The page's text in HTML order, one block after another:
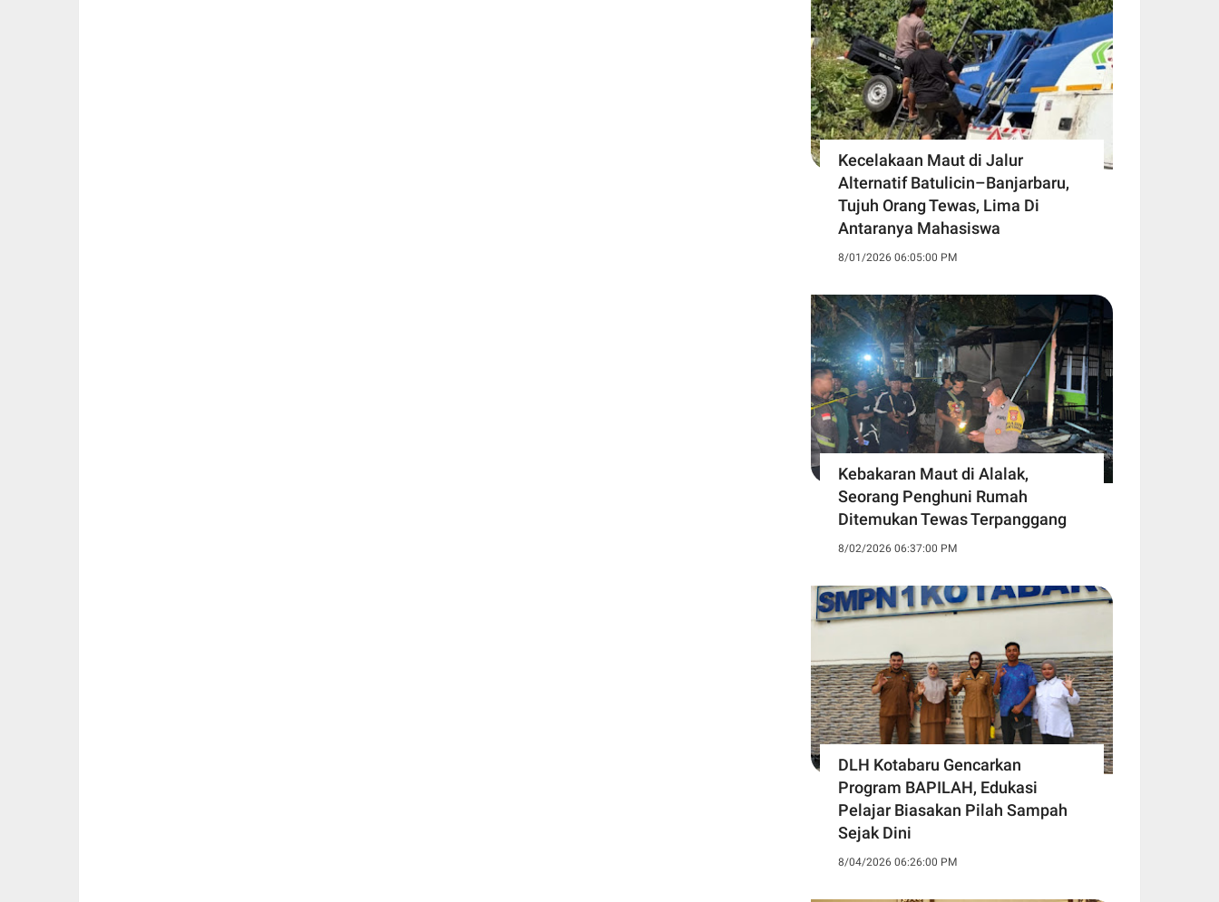
Kecelakaan Maut di Jalur
Alternatif Batulicin–Banjarbaru,
Tujuh Orang Tewas, Lima Di
Antaranya Mahasiswa
8/01/2026 06:05:00 PM
Kebakaran Maut di Alalak,
Seorang Penghuni Rumah
Ditemukan Tewas Terpanggang
8/02/2026 06:37:00 PM
DLH Kotabaru Gencarkan
Program BAPILAH, Edukasi
Pelajar Biasakan Pilah Sampah
Sejak Dini
8/04/2026 06:26:00 PM